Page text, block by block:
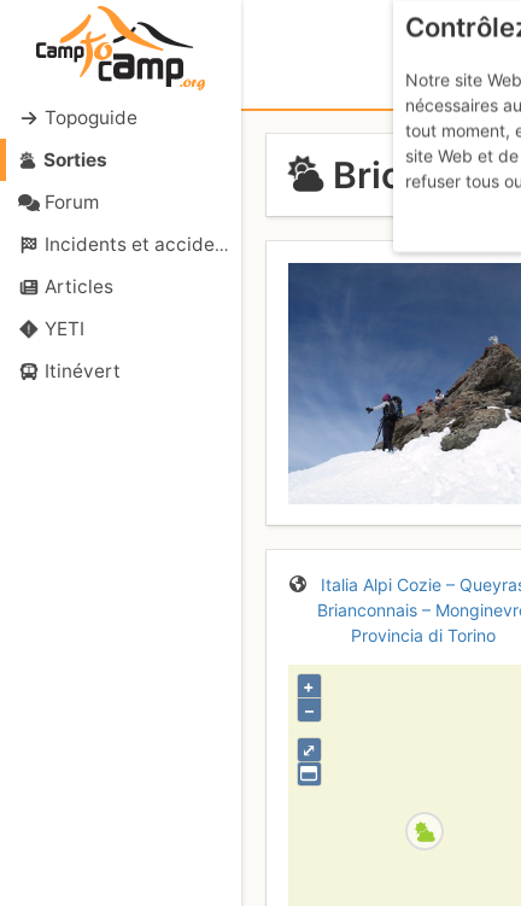
Topoguide
Sorties
Forum
Incidents et accidents
Articles
YETI
Itinévert
Bric
Italia Alpi Cozie –
Brianconnais –
Provincia di Torino
⤢
+
–
Notre site
nécessaires
tout moment,
site Web et
refuser tous